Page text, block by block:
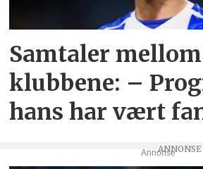
Samtaler mellom
klubbene: –
hans har vært
Annonse